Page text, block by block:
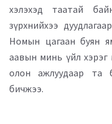
хэлэхэд таатай
зүрхнийхээ
Номын цагаан буян
аавын минь үйл
олон ажлуудаар та
бичжээ.